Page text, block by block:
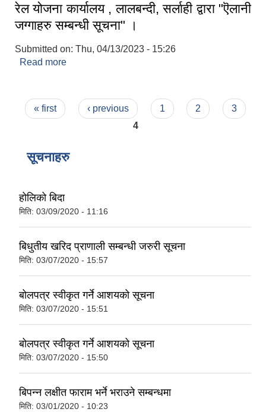
रेल योजना कार्यालय , लालबन्दी, सर्लाही द्वारा "ऎलानी
जग्गाहरु सम्बन्धी सूचना" ।
Submitted on: Thu, 04/13/2023 - 15:26
Read more
Pages
« first ‹ previous 1 2
3
4
सूचनाहरु
होलिको बिदा
मिति: 03/09/2020 - 11:16
बिधुतीय खरिद प्राणाली सम्बन्धी जरुरी सूचना
मिति: 03/07/2020 - 15:57
बोलपत्र स्वीकृत गर्ने आशयको सूचना
मिति: 03/07/2020 - 15:51
बोलपत्र स्वीकृत गर्ने आशयको सूचना
मिति: 03/07/2020 - 15:50
बिपन्न लक्षीत फाराम भर्ने भराउने सम्बन्धमा
मिति: 03/01/2020 - 10:23